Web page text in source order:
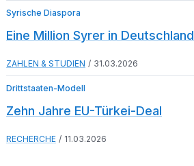
Syrische Diaspora
Eine Million Syrer in Deutschland
ZAHLEN & STUDIEN 31.03.2026
Drittstaaten-Modell
Zehn Jahre EU-Türkei-Deal
RECHERCHE 11.03.2026